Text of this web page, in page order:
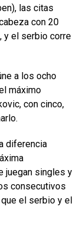
las citas
con 20
y el serbio corre
a los ocho
máximo
con cinco,
diferencia
juegan singles y
consecutivos
el serbio y el